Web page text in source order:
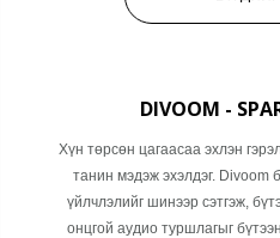
DIVOOM -
Хүн төрсөн цагаасаа эхлэн
танин мэдэж эхэлдэг. Divoom
үйлчлэлийг шинээр сэтгэж,
онцгой аудио туршлагыг